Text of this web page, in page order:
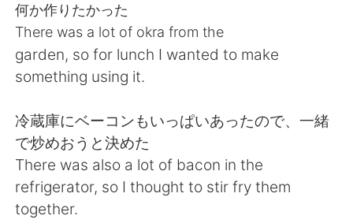
English
简体中文
Español العربية
Français Deutsch
日本語
何か作りたかった
There was a lot of okra from the
garden, so for lunch I wanted to make
something using it.
冷蔵庫にベーコンもいっぱいあったので、一緒
で炒めおうと決めた
There was also a lot of bacon in the
refrigerator, so I thought to stir fry them
together.